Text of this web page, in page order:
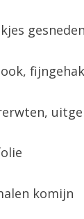
gesneden
komijn